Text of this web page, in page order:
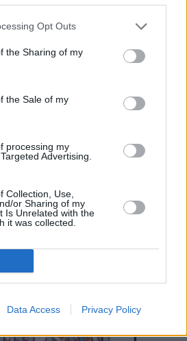
Opt Outs
the Sharing of my
the Sale of my
processing my
Advertising.
Collection, Use,
or Sharing of my
Is Unrelated with the
it was collected.
Data Access Privacy Policy
di cantiere.
sempre assicurato il transito pedonale